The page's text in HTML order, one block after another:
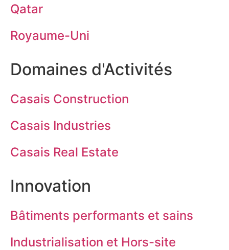
Qatar
Royaume-Uni
Domaines d'Activités
Casais Construction
Casais Industries
Casais Real Estate
Innovation
Bâtiments performants et sains
Industrialisation et Hors-site